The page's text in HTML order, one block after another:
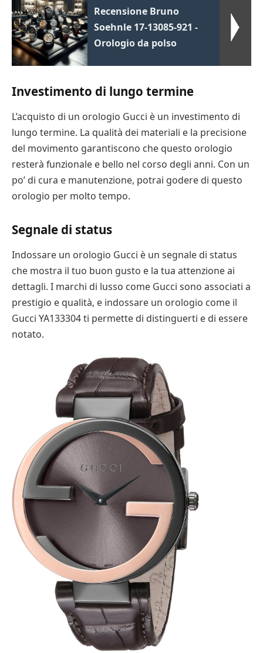
Recensione Bruno
Soehnle 17-13085-921 -
Orologio da polso
Investimento di lungo termine
L’acquisto di un orologio Gucci è un investimento di
lungo termine. La qualità dei materiali e la precisione
del movimento garantiscono che questo orologio
resterà funzionale e bello nel corso degli anni. Con un
po’ di cura e manutenzione, potrai godere di questo
orologio per molto tempo.
Segnale di status
Indossare un orologio Gucci è un segnale di status
che mostra il tuo buon gusto e la tua attenzione ai
dettagli. I marchi di lusso come Gucci sono associati a
prestigio e qualità, e indossare un orologio come il
Gucci YA133304 ti permette di distinguerti e di essere
notato.